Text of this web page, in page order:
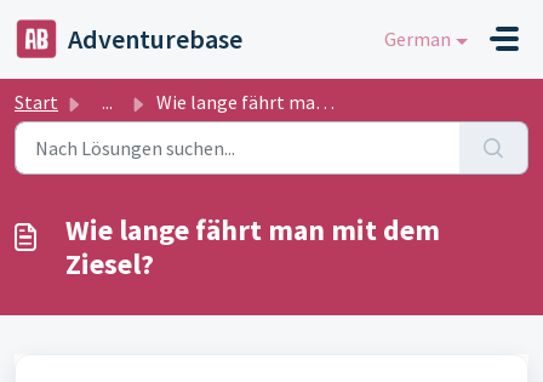
Adventurebase German
Start ... Wie lange fährt man mit dem Ziesel?
Wie lange fährt man mit dem
Ziesel?